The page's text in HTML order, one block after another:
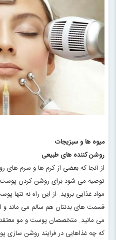
میوه ها و سبزیجات
روشن کننده های طبیعی
از آنجا که بعضی از کرم ها و سرم های
توصیه می شود برای روشن کردن پوست
مواد غذایی بروید. از این راه نه تنها
قسمت های بدنتان هم سالم می ماند و
می مانید. متخصصان پوست و مو
که چه غذاهایی در فرایند روشن سازی